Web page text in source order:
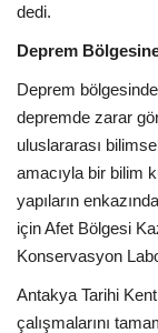
dedi.
Deprem
Deprem
depremde zarar
uluslararası
amacıyla bir bilim
yapıların
için Afet Bölgesi
Konservasyon
Antakya Tarihi
çalışmalarını